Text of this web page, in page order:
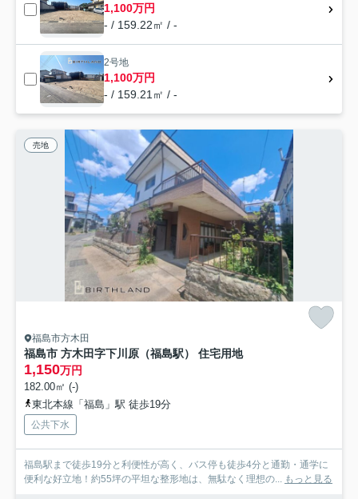
1,100万円
- / 159.22㎡ / -
2号地
1,100万円
- / 159.21㎡ / -
売地
福島市方木田
福島市 方木田字下川原（福島駅） 住宅用地
1,150万円
182.00㎡ (-)
東北本線「福島」駅 徒歩19分
公共下水
福島駅まで徒歩19分と利便性が高く、バス停も徒歩4分と通勤・通学に
便利な好立地！約55坪の平坦な整形地は、無駄なく理想の... もっと見る